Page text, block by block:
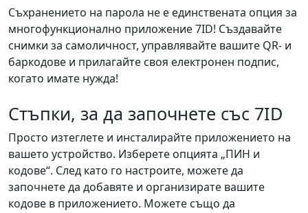
Съхранението на парола не е единствената опция за
многофункционално приложение 7ID! Създавайте
снимки за самоличност, управлявайте вашите QR- и
баркодове и прилагайте своя електронен подпис,
когато имате нужда!
Стъпки, за да започнете със 7ID
Просто изтеглете и инсталирайте приложението на
вашето устройство. Изберете опцията „ПИН и
кодове“. След като го настроите, можете да
започнете да добавяте и организирате вашите
кодове в приложението. Можете също да